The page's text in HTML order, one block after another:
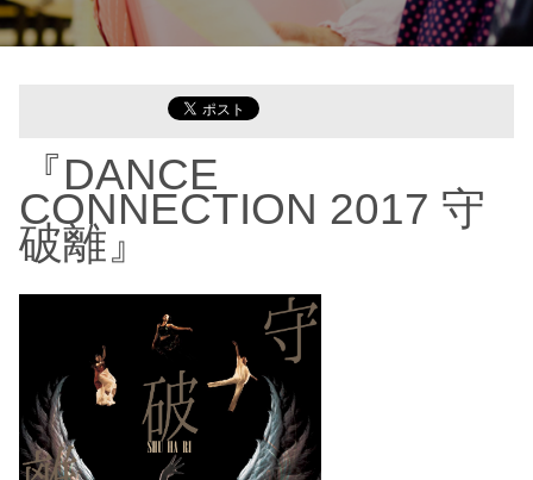
『DANCE
CONNECTION 2017 守
破離』